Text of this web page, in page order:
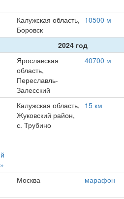
Калужская область,
Боровск
10500 м
2024 год
Ярославская
область,
Переславль-
Залесский
40700 м
Калужская область,
Жуковский район,
с. Трубино
15 км
Москва марафон